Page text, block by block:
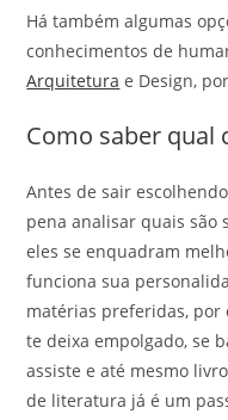
Há também algumas
conhecimentos de
Arquitetura e Design,
Como saber qual
Antes de sair
pena analisar quais são
eles se enquadram
funciona sua
matérias preferidas, por
te deixa empolgado, se
assiste e até mesmo
de literatura já é um